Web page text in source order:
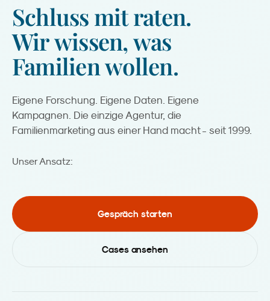
Schlussmitraten.
Wirwissen,was
Familienwollen.
Eigene Forschung. Eigene Daten. Eigene
Kampagnen. Die einzige Agentur, die
Familienmarketing aus einer Hand macht - seit 1999.
Unser Ansatz:
Gespräch starten
Cases ansehen